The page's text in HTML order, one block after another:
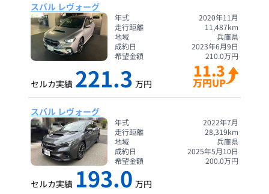
スバル レヴォーグ
年式
2020年11月
走行距離
11,487km
地域
兵庫県
成約日
2023年6月9日
希望金額
210.0万円
セルカ実績 221.3 万円
11.3
万円UP
スバル レヴォーグ
年式
2022年7月
走行距離
28,319km
地域
兵庫県
成約日
2025年5月10日
希望金額
200.0万円
セルカ実績 193.0 万円